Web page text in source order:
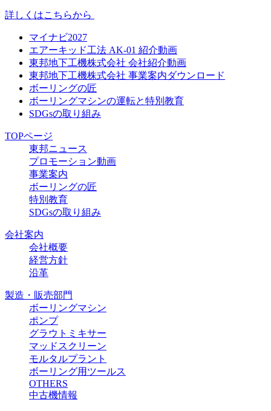
詳しくはこちらから
マイナビ2027
エアーキッド工法 AK-01 紹介動画
東邦地下工機株式会社 会社紹介動画
東邦地下工機株式会社 事業案内ダウンロード
ボーリングの匠
ボーリングマシンの運転と特別教育
SDGsの取り組み
TOPページ
東邦ニュース
プロモーション動画
事業案内
ボーリングの匠
特別教育
SDGsの取り組み
会社案内
会社概要
経営方針
沿革
製造・販売部門
ボーリングマシン
ポンプ
グラウトミキサー
マッドスクリーン
モルタルプラント
ボーリング用ツールス
OTHERS
中古機情報